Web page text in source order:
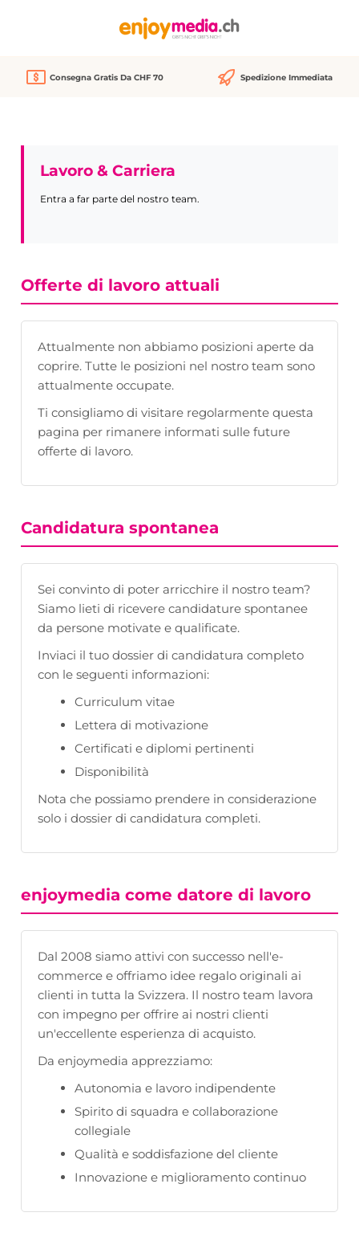
Consegna Gratis Da CHF 70 Spedizione Immediata
Lavoro & Carriera
Entra a far parte del nostro team.
Offerte di lavoro attuali
Attualmente non abbiamo posizioni aperte da
coprire. Tutte le posizioni nel nostro team sono
attualmente occupate.
Ti consigliamo di visitare regolarmente questa
pagina per rimanere informati sulle future
offerte di lavoro.
Candidatura spontanea
Sei convinto di poter arricchire il nostro team?
Siamo lieti di ricevere candidature spontanee
da persone motivate e qualificate.
Inviaci il tuo dossier di candidatura completo
con le seguenti informazioni:
Curriculum vitae
Lettera di motivazione
Certificati e diplomi pertinenti
Disponibilità
Nota che possiamo prendere in considerazione
solo i dossier di candidatura completi.
enjoymedia come datore di lavoro
Dal 2008 siamo attivi con successo nell'e-
commerce e offriamo idee regalo originali ai
clienti in tutta la Svizzera. Il nostro team lavora
con impegno per offrire ai nostri clienti
un'eccellente esperienza di acquisto.
Da enjoymedia apprezziamo:
Autonomia e lavoro indipendente
Spirito di squadra e collaborazione
collegiale
Qualità e soddisfazione del cliente
Innovazione e miglioramento continuo